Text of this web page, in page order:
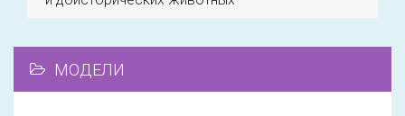
МОДЕЛИ